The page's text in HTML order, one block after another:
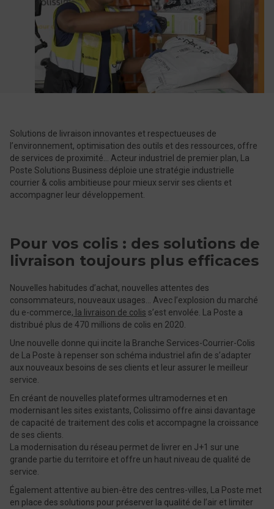
Solutions de livraison innovantes et respectueuses de
l’environnement, optimisation des outils et des ressources, offre
de services de proximité… Acteur industriel de premier plan, La
Poste Solutions Business déploie une stratégie industrielle
courrier & colis ambitieuse pour mieux servir ses clients et
accompagner leur développement.
Pour vos colis : des solutions de
livraison toujours plus efficaces
Nouvelles habitudes d’achat, nouvelles attentes des
consommateurs, nouveaux usages… Avec l’explosion du marché
du e-commerce, la livraison de colis s’est envolée. La Poste a
distribué plus de 470 millions de colis en 2020.
Une nouvelle donne qui incite la Branche Services-Courrier-Colis
de La Poste à repenser son schéma industriel afin de s’adapter
aux nouveaux besoins de ses clients et leur assurer le meilleur
service.
En créant de nouvelles plateformes ultramodernes et en
modernisant les sites existants, Colissimo offre ainsi davantage
de capacité de traitement des colis et accompagne la croissance
de ses clients.
La modernisation du réseau permet de livrer en J+1 sur une
grande partie du territoire et offre un haut niveau de qualité de
service.
Également attentive au bien-être des centres-villes, La Poste met
en place des solutions pour préserver la qualité de l’air et limiter